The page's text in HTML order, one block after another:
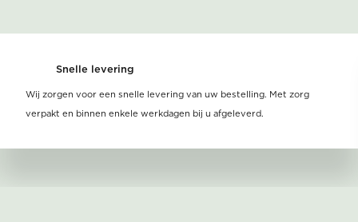
Snelle levering
Wij zorgen voor een snelle levering van uw bestelling. Met zorg
verpakt en binnen enkele werkdagen bij u afgeleverd.